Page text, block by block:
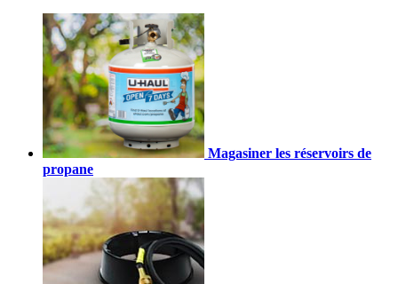
Magasiner les réservoirs de
propane